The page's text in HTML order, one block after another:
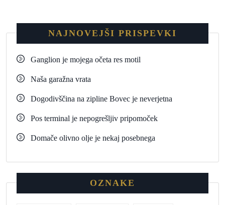
NAJNOVEJŠI PRISPEVKI
Ganglion je mojega očeta res motil
Naša garažna vrata
Dogodivščina na zipline Bovec je neverjetna
Pos terminal je nepogrešljiv pripomoček
Domače olivno olje je nekaj posebnega
OZNAKE